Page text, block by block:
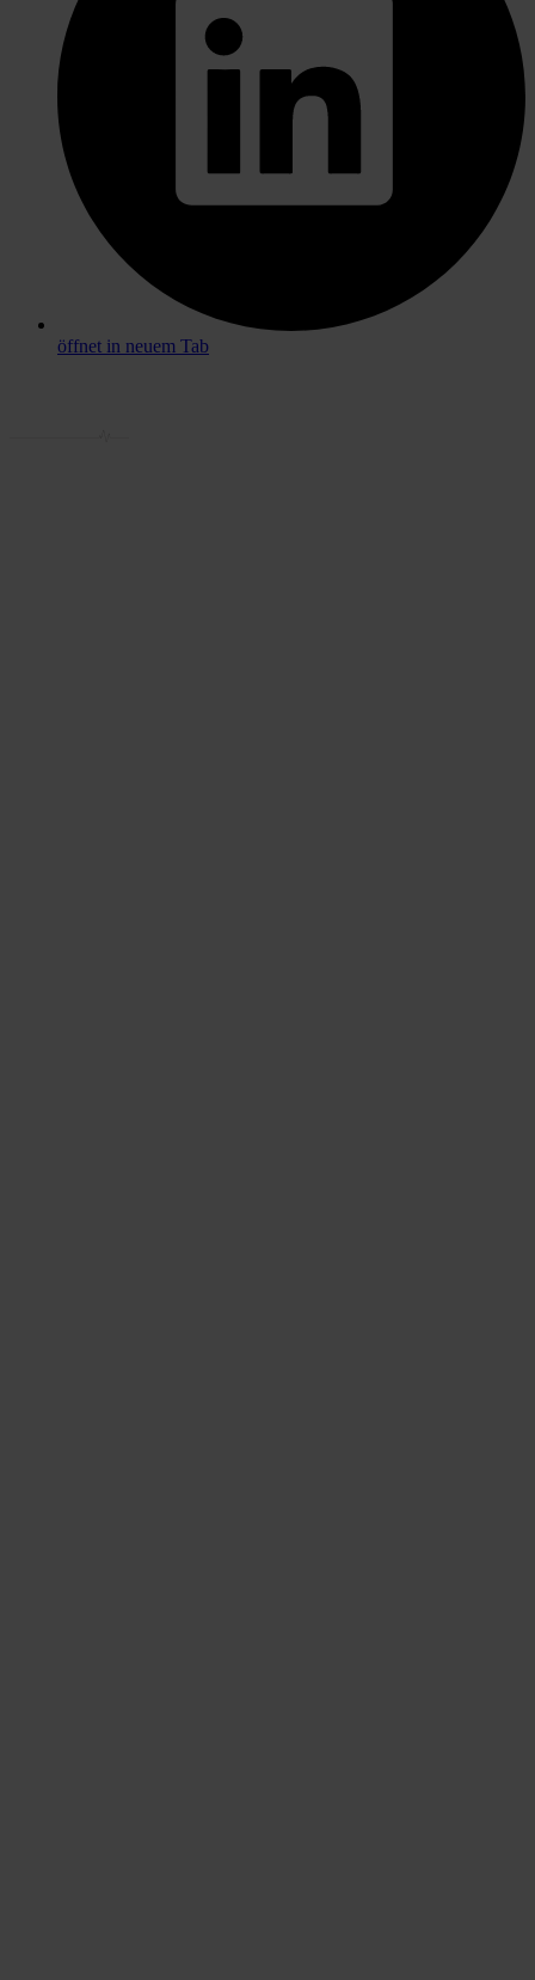
öffnet in neuem Tab